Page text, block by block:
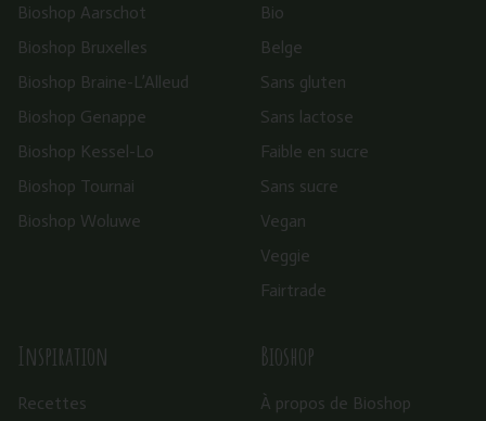
Bioshop Aarschot
Bioshop Bruxelles
Bioshop Braine-L’Alleud
Bioshop Genappe
Bioshop Kessel-Lo
Bioshop Tournai
Bioshop Woluwe
Bio
Belge
Sans gluten
Sans lactose
Faible en sucre
Sans sucre
Vegan
Veggie
Fairtrade
Inspiration
Recettes
Bioshop
À propos de Bioshop